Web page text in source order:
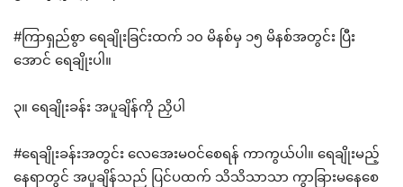
#ကြာရှည်စွာ ရေချိုးခြင်းထက် ၁၀ မိနစ်မှ ၁၅ မိနစ်အတွင်း ပြီး
အောင် ရေချိုးပါ။
၃။ ရေချိုးခန်း အပူချိန်ကို ညှိပါ
#ရေချိုးခန်းအတွင်း လေအေးမဝင်စေရန် ကာကွယ်ပါ။ ရေချိုးမည့်
နေရာတွင် အပူချိန်သည် ပြင်ပထက် သိသိသာသာ ကွာခြားမနေစေ